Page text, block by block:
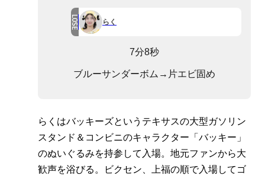
LOSE らく
7分8秒
ブルーサンダーボム→片エビ固め
らくはバッキーズというテキサスの大型ガソリン
スタンド＆コンビニのキャラクター「バッキー」
のぬいぐるみを持参して入場。地元ファンから大
歓声を浴びる。ビクセン、上福の順で入場してゴ